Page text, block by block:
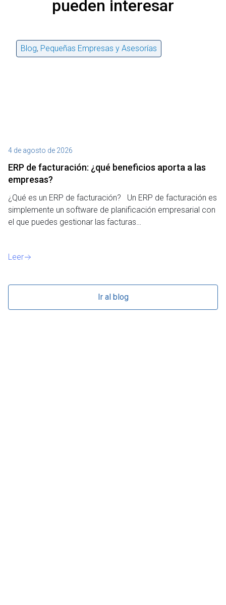
pueden interesar
Blog, Pequeñas Empresas y Asesorías
4 de agosto de 2026
ERP de facturación​: ¿qué beneficios aporta a las
empresas?
¿Qué es un ERP de facturación? Un ERP de facturación es
simplemente un software de planificación empresarial con
el que puedes gestionar las facturas…
Leer
Ir al blog